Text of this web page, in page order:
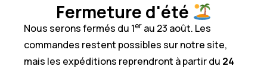
Autres produits
Blocs, cubes & plaques polystyrène
Fermeture d'été
Nous serons fermés du 1er au 23 août. Les
commandes restent possibles sur notre site,
mais les expéditions reprendront à partir du 24